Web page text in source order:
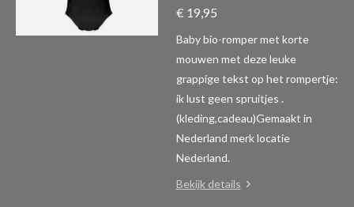
€ 19,95
Baby bio-romper met korte
mouwen met deze leuke
grappige tekst op het rompertje:
ik lust geen spruitjes .
(kleding,cadeau)Gemaakt in
Nederland merk locatie
Nederland.
Bekijk details